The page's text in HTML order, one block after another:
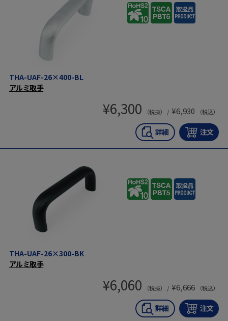
THA-UAF-26×400-BL
アルミ取手
¥6,300 （税抜） / ¥6,930 （税込）
THA-UAF-26×300-BK
アルミ取手
¥6,060 （税抜） / ¥6,666 （税込）